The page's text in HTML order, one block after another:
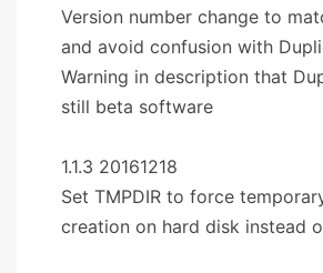
Version number change to
and avoid confusion with
Warning in description that
still beta software
1.1.3 20161218
Set TMPDIR to force
creation on hard disk instead